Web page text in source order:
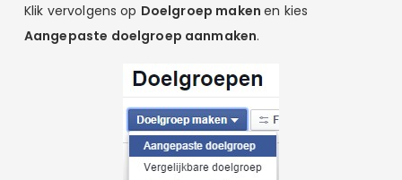
Klik vervolgens op Doelgroep makenen kies
Aangepaste doelgroep aanmaken.